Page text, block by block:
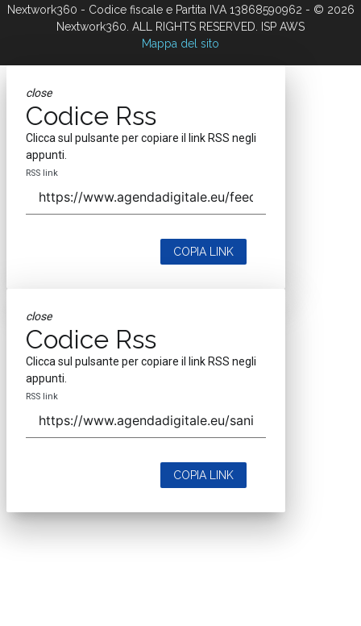
Nextwork360 - Codice fiscale e Partita IVA 13868590962 - © 2026
Nextwork360. ALL RIGHTS RESERVED. ISP AWS
Mappa del sito
close
Codice Rss
Clicca sul pulsante per copiare il link RSS negli
appunti.
RSS link
COPIA LINK
close
Codice Rss
Clicca sul pulsante per copiare il link RSS negli
appunti.
RSS link
COPIA LINK